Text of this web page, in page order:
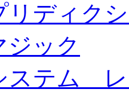
リディク
ジック
ステム